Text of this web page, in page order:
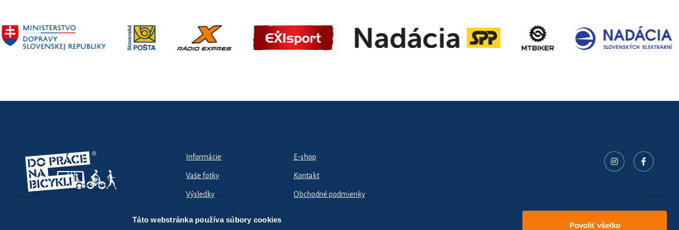
Táto webstránka používa súbory cookies
Povoliť všetko
Informácie
Vaše fotky
Výsledky
E-shop
Kontakt
Obchodné podmienky